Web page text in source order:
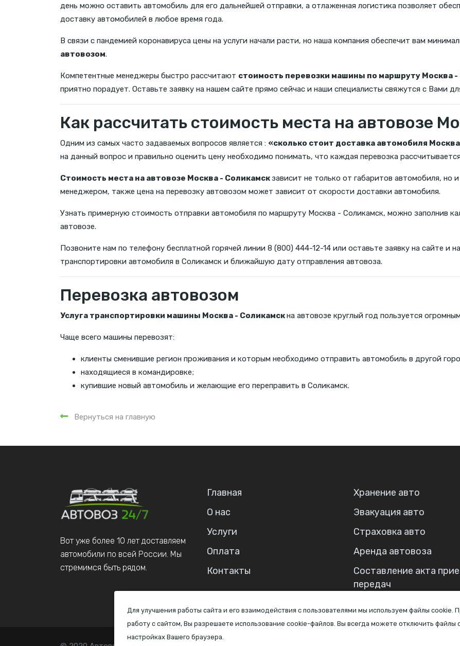
Для улучшения работы сайта и его взаимодействия с пользователями мы используем файлы cookie.
работу с сайтом, Вы разрешаете использование cookie-файлов. Вы всегда можете отключить файлы
настройках Вашего браузера.
день можно оставить автомобиль для его дальнейшей отправки, а отлаженная логистика позволяет
доставку автомобилей в любое время года.
В связи с пандемией коронавируса цены на услуги начали расти, но наша компания обеспечит вам
автовозом.
Компетентные менеджеры быстро рассчитают стоимость перевозки машины по маршруту Москва -
приятно порадует. Оставьте заявку на нашем сайте прямо сейчас и наши специалисты свяжутся с Вами
Как рассчитать стоимость места на автовозе
Одним из самых часто задаваемых вопросов является : «сколько стоит доставка автомобиля
на данный вопрос и правильно оценить цену необходимо понимать, что каждая перевозка
Стоимость места на автовозе Москва - Соликамскзависит не только от габаритов автомобиля, но
менеджером, также цена на перевозку автовозом может зависит от скорости доставки автомобиля.
Узнать примерную стоимость отправки автомобиля по маршруту Москва - Соликамск, можно заполнив
автовозе.
Позвоните нам по телефону бесплатной горячей линии 8 (800) 444-12-14 или оставьте заявку на сайте
транспортировки автомобиля в Соликамск и ближайшую дату отправления автовоза.
Перевозка автовозом
Услуга транспортировки машины Москва - Соликамскна автовозе круглый год пользуется
Чаще всего машины перевозят:
клиенты сменившие регион проживания и которым необходимо отправить автомобиль в другой
находящиеся в командировке;
купившие новый автомобиль и желающие его переправить в Соликамск.
Вернуться на главную
Вот уже более 10 лет доставляем
автомобили по всей России. Мы
стремимся быть рядом.
Главная
О нас
Услуги
Оплата
Контакты
Хранение авто
Эвакуация авто
Страховка авто
Аренда автовоза
Составление акта
передач